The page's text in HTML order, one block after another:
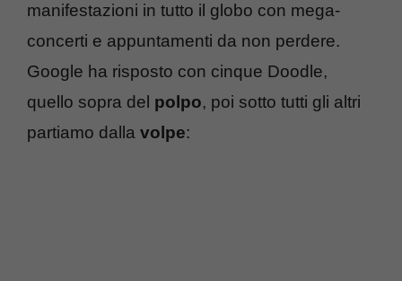
manifestazioni in tutto il globo con mega-
concerti e appuntamenti da non perdere.
Google ha risposto con cinque Doodle,
quello sopra del polpo, poi sotto tutti gli altri
partiamo dalla volpe: